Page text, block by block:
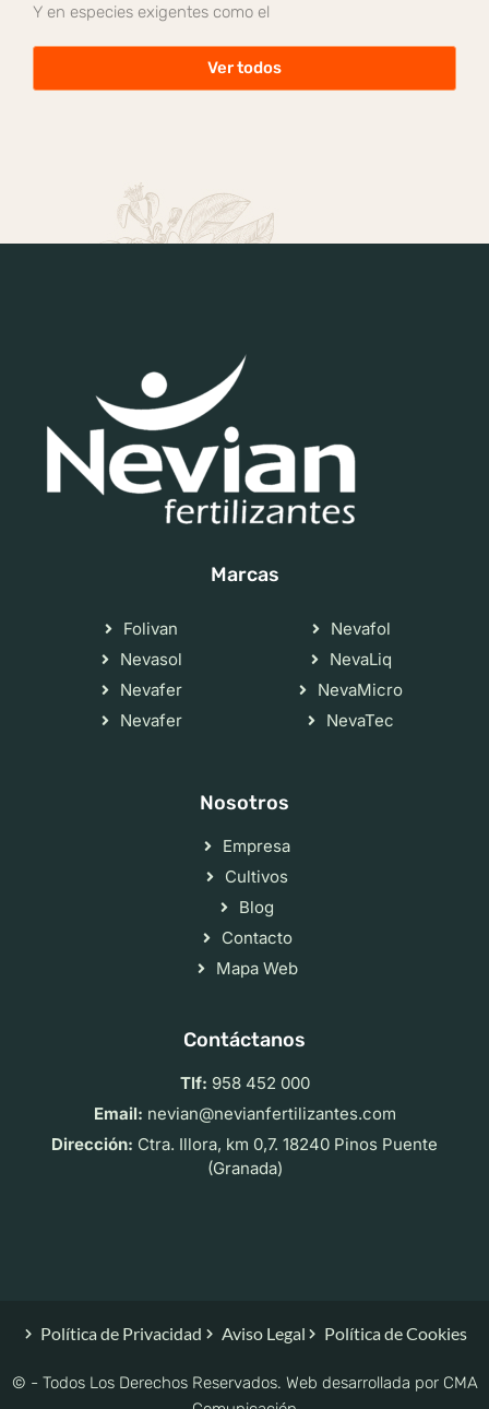
Y en especies exigentes como el
Ver todos
Marcas
Folivan
Nevasol
Nevafer
Nevafer
Nevafol
NevaLiq
NevaMicro
NevaTec
Nosotros
Empresa
Cultivos
Blog
Contacto
Mapa Web
Contáctanos
Tlf: 958 452 000
Email: nevian@nevianfertilizantes.com
Dirección: Ctra. Illora, km 0,7. 18240 Pinos Puente
(Granada)
Política de Privacidad Aviso Legal Política de Cookies
© - Todos Los Derechos Reservados. Web desarrollada por CMA